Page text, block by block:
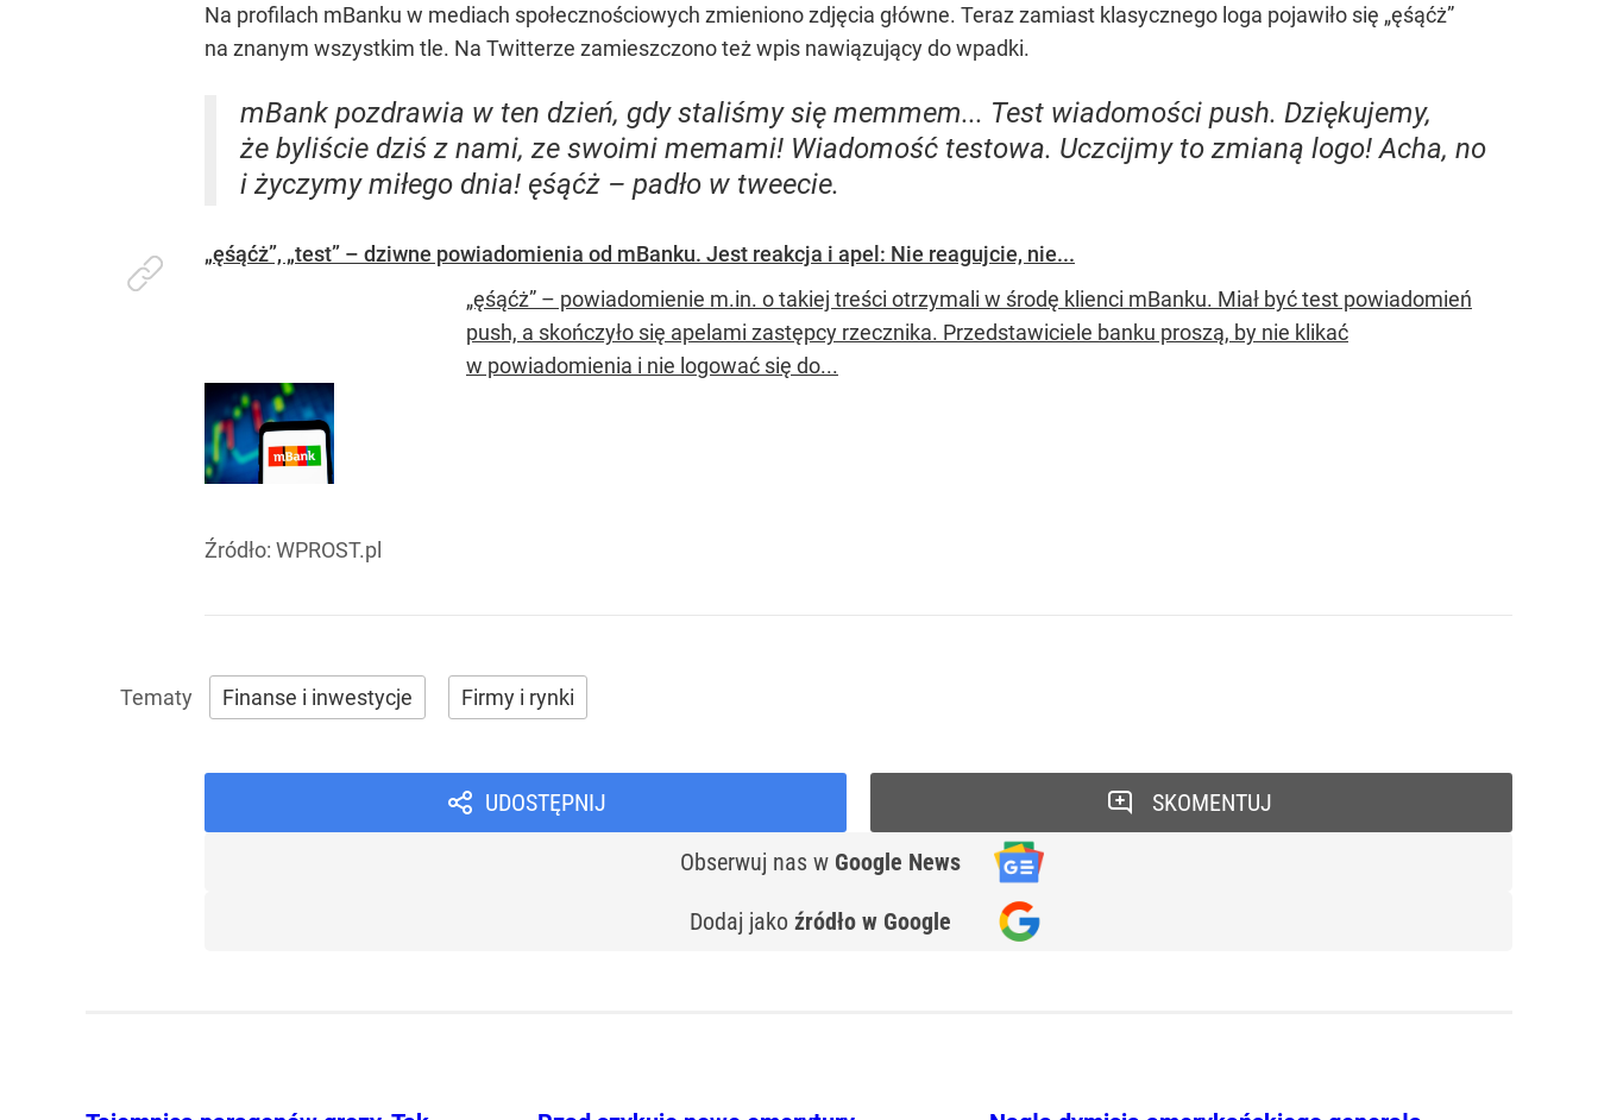
Na profilach mBanku w mediach społecznościowych zmieniono zdjęcia główne. Teraz zamiast klasycznego loga pojawiło się „ęśąćż”
na znanym wszystkim tle. Na Twitterze zamieszczono też wpis nawiązujący do wpadki.
mBank pozdrawia w ten dzień, gdy staliśmy się memmem... Test wiadomości push. Dziękujemy,
że byliście dziś z nami, ze swoimi memami! Wiadomość testowa. Uczcijmy to zmianą logo! Acha, no
i życzymy miłego dnia! ęśąćż – padło w tweecie.
„ęśąćż”, „test” – dziwne powiadomienia od mBanku. Jest reakcja i apel: Nie reagujcie, nie...
„ęśąćż” – powiadomienie m.in. o takiej treści otrzymali w środę klienci mBanku. Miał być test powiadomień
push, a skończyło się apelami zastępcy rzecznika. Przedstawiciele banku proszą, by nie klikać
w powiadomienia i nie logować się do...
Źródło: WPROST.pl
Finanse i inwestycje Firmy i rynki
UDOSTĘPNIJ
Obserwuj nas w Google News
Dodaj jako źródło w Google
SKOMENTUJ